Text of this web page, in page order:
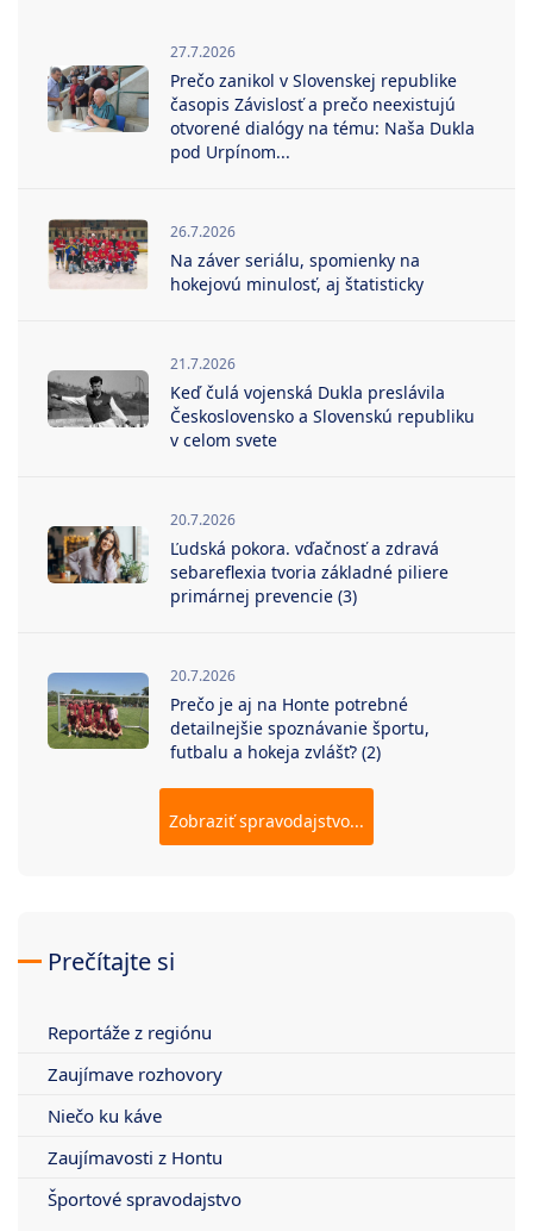
27.7.2026
Prečo zanikol v Slovenskej republike
časopis Závislosť a prečo neexistujú
otvorené dialógy na tému: Naša Dukla
pod Urpínom...
26.7.2026
Na záver seriálu, spomienky na
hokejovú minulosť, aj štatisticky
21.7.2026
Keď čulá vojenská Dukla preslávila
Československo a Slovenskú republiku
v celom svete
20.7.2026
Ľudská pokora. vďačnosť a zdravá
sebareflexia tvoria základné piliere
primárnej prevencie (3)
20.7.2026
Prečo je aj na Honte potrebné
detailnejšie spoznávanie športu,
futbalu a hokeja zvlášť? (2)
Zobraziť spravodajstvo...
Prečítajte si
Reportáže z regiónu
Zaujímave rozhovory
Niečo ku káve
Zaujímavosti z Hontu
Športové spravodajstvo